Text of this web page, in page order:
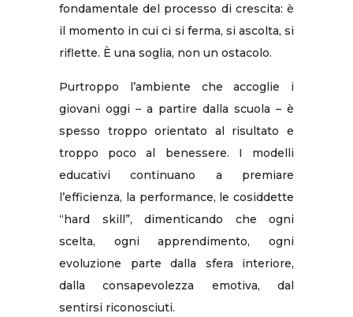
fondamentale del processo di crescita: è
il momento in cui ci si ferma, si ascolta, si
riflette. È una soglia, non un ostacolo.
Purtroppo l’ambiente che accoglie i
giovani oggi – a partire dalla scuola – è
spesso troppo orientato al risultato e
troppo poco al benessere. I modelli
educativi continuano a premiare
l’efficienza, la performance, le cosiddette
“hard skill”, dimenticando che ogni
scelta, ogni apprendimento, ogni
evoluzione parte dalla sfera interiore,
dalla consapevolezza emotiva, dal
sentirsi riconosciuti.